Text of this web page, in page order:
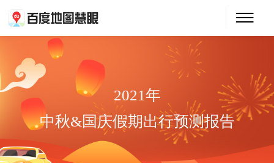
2021年
中秋&国庆假期出行预测报告